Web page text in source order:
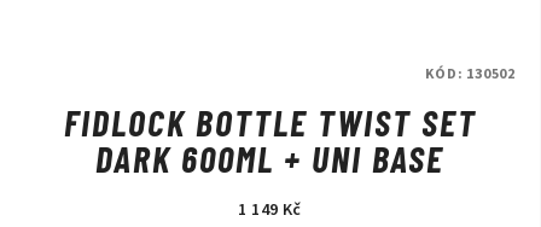
FIDLOCK BOTTLE TWIST SET
DARK 600ML + UNI BASE
1 149 Kč
KÓD: 130502